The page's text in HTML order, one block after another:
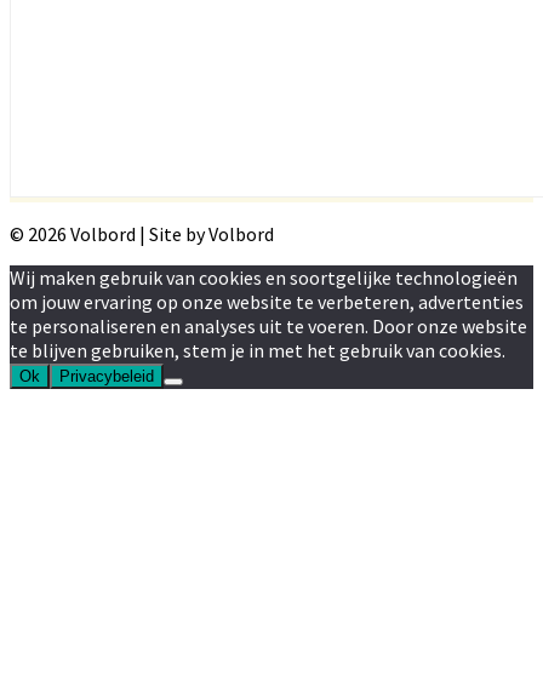
© 2026 Volbord | Site by Volbord
Wij maken gebruik van cookies en soortgelijke technologieën
om jouw ervaring op onze website te verbeteren, advertenties
te personaliseren en analyses uit te voeren. Door onze website
te blijven gebruiken, stem je in met het gebruik van cookies.
Ok Privacybeleid